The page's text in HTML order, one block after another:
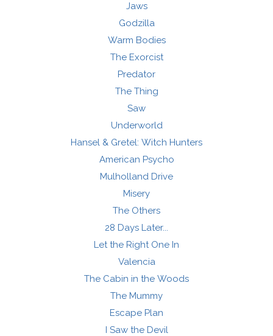
Jaws
Godzilla
Warm Bodies
The Exorcist
Predator
The Thing
Saw
Underworld
Hansel & Gretel: Witch Hunters
American Psycho
Mulholland Drive
Misery
The Others
28 Days Later...
Let the Right One In
Valencia
The Cabin in the Woods
The Mummy
Escape Plan
I Saw the Devil